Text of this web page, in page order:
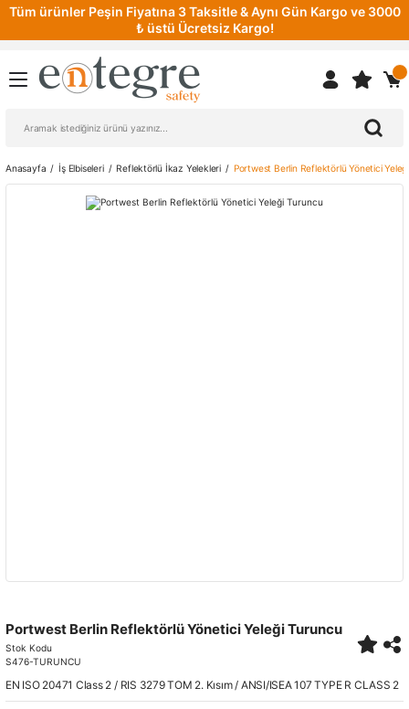
Tüm ürünler Peşin Fiyatına 3 Taksitle & Aynı Gün Kargo ve 3000
₺ üstü Ücretsiz Kargo!
Anasayfa İş Elbiseleri Reflektörlü İkaz Yelekleri Portwest Berlin Reflektörlü Yönetici
Portwest Berlin Reflektörlü Yönetici Yeleği Turuncu
Stok Kodu
S476-TURUNCU
EN ISO 20471 Class 2 / RIS 3279 TOM 2. Kısım / ANSI/ISEA 107 TYPE R CLASS 2